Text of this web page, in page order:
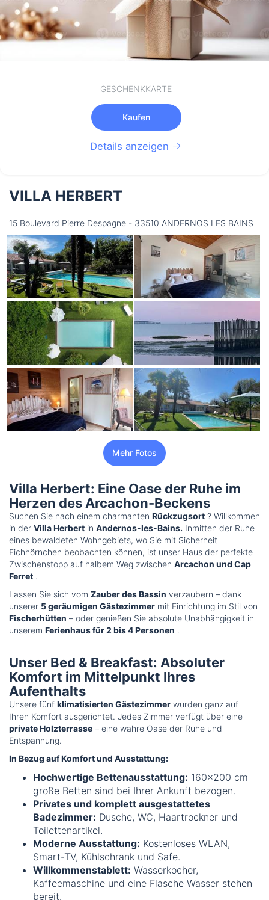
GESCHENKKARTE
Kaufen
Details anzeigen
VILLA HERBERT
15 Boulevard Pierre Despagne - 33510 ANDERNOS LES BAINS
Mehr Fotos
Villa Herbert: Eine Oase der Ruhe im
Herzen des Arcachon-Beckens
Suchen Sie nach einem charmanten Rückzugsort ? Willkommen
in der Villa Herbert in Andernos-les-Bains. Inmitten der Ruhe
eines bewaldeten Wohngebiets, wo Sie mit Sicherheit
Eichhörnchen beobachten können, ist unser Haus der perfekte
Zwischenstopp auf halbem Weg zwischen Arcachon und Cap
Ferret .
Lassen Sie sich vom Zauber des Bassin verzaubern – dank
unserer 5 geräumigen Gästezimmer mit Einrichtung im Stil von
Fischerhütten – oder genießen Sie absolute Unabhängigkeit in
unserem Ferienhaus für 2 bis 4 Personen .
Unser Bed & Breakfast: Absoluter
Komfort im Mittelpunkt Ihres
Aufenthalts
Unsere fünf klimatisierten Gästezimmer wurden ganz auf
Ihren Komfort ausgerichtet. Jedes Zimmer verfügt über eine
private Holzterrasse – eine wahre Oase der Ruhe und
Entspannung.
In Bezug auf Komfort und Ausstattung:
Hochwertige Bettenausstattung: 160x200 cm
große Betten sind bei Ihrer Ankunft bezogen.
Privates und komplett ausgestattetes
Badezimmer: Dusche, WC, Haartrockner und
Toilettenartikel.
Moderne Ausstattung: Kostenloses WLAN,
Smart-TV, Kühlschrank und Safe.
Willkommenstablett: Wasserkocher,
Kaffeemaschine und eine Flasche Wasser stehen
bereit.